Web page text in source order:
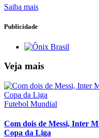
Saiba mais
Publicidade
Veja mais
Futebol Mundial
Com dois de Messi, Inter
Copa da Liga